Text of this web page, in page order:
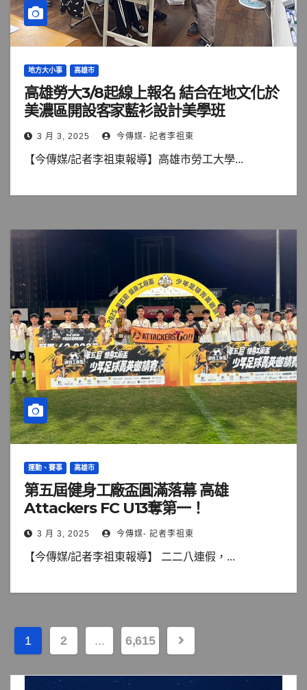
地方大小事 高雄市
高雄勞大3/8起線上報名 結合在地文化於
美濃區開設客家藍衫設計美學班
3 月 3, 2025 今傳媒- 記者李祖東
【今傳媒/記者李祖東報導】高雄市勞工大學...
運動、賽事 高雄市
第五屆健身工廠盃圓滿落幕 高雄
Attackers FC U13奪第一！
3 月 3, 2025 今傳媒- 記者李祖東
【今傳媒/記者李祖東報導】 二二八連假，...
文
章
1 2 ... 6,615